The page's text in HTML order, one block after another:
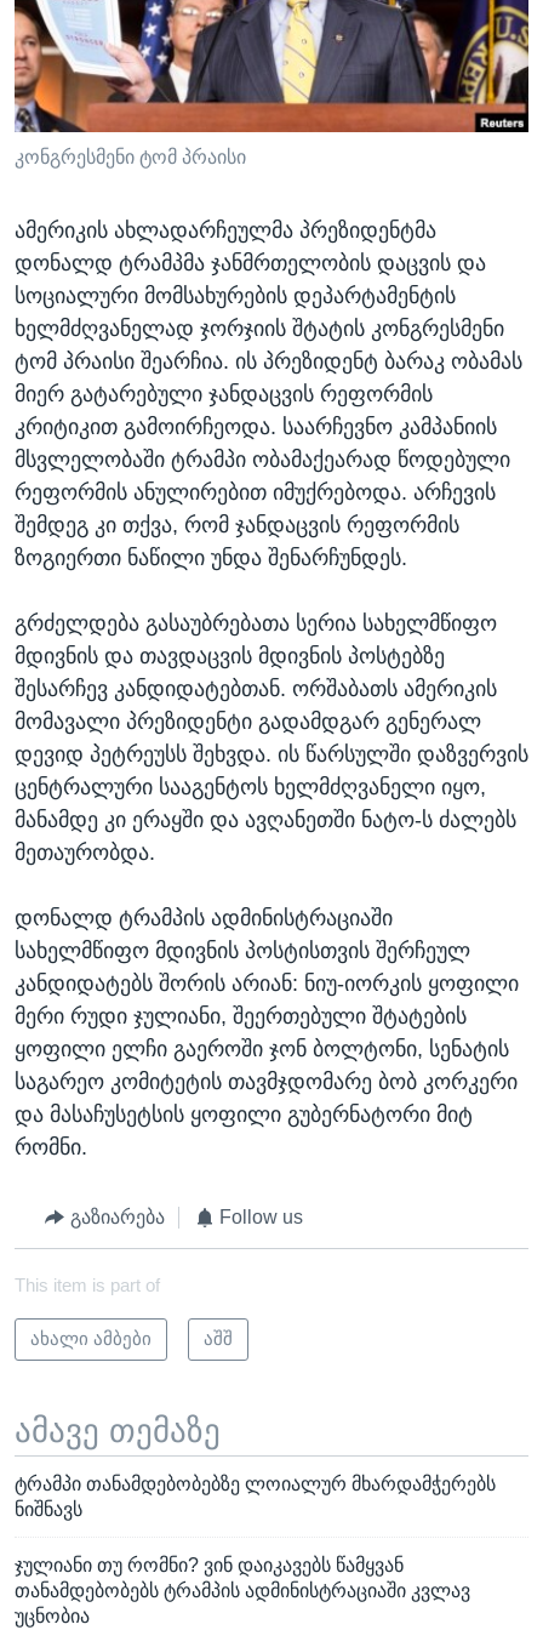
ᲡᲢᲣᲓᲘᲐ ᲕᲐᲨᲘᲜᲒᲢᲝᲜᲘ
ᲔᲙᲝᲜᲝᲛᲘᲙᲐ
ᲯᲐᲜᲛᲠᲗᲔᲚᲝᲑᲐ
ᲛᲔᲪᲜᲘᲔᲠᲔᲑᲐ
ᲘᲜᲢᲔᲠᲕᲘᲣ
ᲒᲐᲚᲘᲚᲔᲝ
ᲓᲔᲖᲘᲜᲤᲝᲠᲛᲐᲪᲘᲐ
Learning English
ᲗᲕᲐᲚᲘ ᲒᲕᲐᲓᲔᲕᲜᲔᲗ
ენები
კონგრესმენი ტომ პრაისი
ამერიკის ახლადარჩეულმა პრეზიდენტმა
დონალდ ტრამპმა ჯანმრთელობის დაცვის და
სოციალური მომსახურების დეპარტამენტის
ხელმძღვანელად ჯორჯიის შტატის კონგრესმენი
ტომ პრაისი შეარჩია. ის პრეზიდენტ ბარაკ ობამას
მიერ გატარებული ჯანდაცვის რეფორმის
კრიტიკით გამოირჩეოდა. საარჩევნო კამპანიის
მსვლელობაში ტრამპი ობამაქეარად წოდებული
რეფორმის ანულირებით იმუქრებოდა. არჩევის
შემდეგ კი თქვა, რომ ჯანდაცვის რეფორმის
ზოგიერთი ნაწილი უნდა შენარჩუნდეს.
გრძელდება გასაუბრებათა სერია სახელმწიფო
მდივნის და თავდაცვის მდივნის პოსტებზე
შესარჩევ კანდიდატებთან. ორშაბათს ამერიკის
მომავალი პრეზიდენტი გადამდგარ გენერალ
დევიდ პეტრეუსს შეხვდა. ის წარსულში დაზვერვის
ცენტრალური სააგენტოს ხელმძღვანელი იყო,
მანამდე კი ერაყში და ავღანეთში ნატო-ს ძალებს
მეთაურობდა.
დონალდ ტრამპის ადმინისტრაციაში
სახელმწიფო მდივნის პოსტისთვის შერჩეულ
კანდიდატებს შორის არიან: ნიუ-იორკის ყოფილი
მერი რუდი ჯულიანი, შეერთებული შტატების
ყოფილი ელჩი გაეროში ჯონ ბოლტონი, სენატის
საგარეო კომიტეტის თავმჯდომარე ბობ კორკერი
და მასაჩუსეტსის ყოფილი გუბერნატორი მიტ
რომნი.
გაზიარება Follow us
This item is part of
ახალი ამბები აშშ
ამავე თემაზე
ტრამპი თანამდებობებზე ლოიალურ მხარდამჭერებს
ნიშნავს
ჯულიანი თუ რომნი? ვინ დაიკავებს წამყვან
თანამდებობებს ტრამპის ადმინისტრაციაში კვლავ
უცნობია